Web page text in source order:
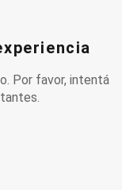
Por favor, intentá